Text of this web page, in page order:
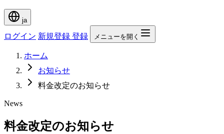
ja
ログイン 新規登録 登録 メニューを開く
ホーム
お知らせ
料金改定のお知らせ
News
料金改定のお知らせ